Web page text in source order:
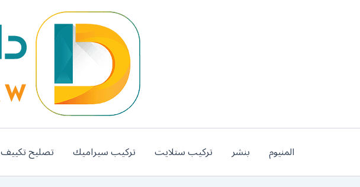
المنيوم بنشر تركيب ستلايت تركيب سيراميك تصليح تكييف